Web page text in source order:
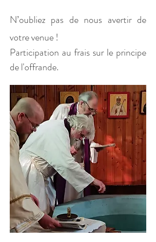
N’oubliez pas de nous avertir de
votre venue !
Participation au frais sur le principe
de l'offrande.